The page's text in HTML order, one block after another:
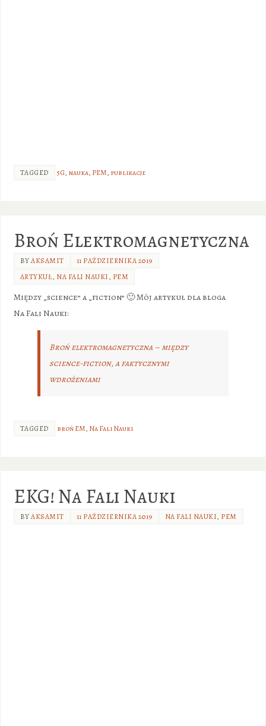
TAGGED 5G, nauka, PEM, publikacje
Broń Elektromagnetyczna
BYAKSAMIT
11 PAŹDZIERNIKA 2019
ARTYKUŁ, NA FALI NAUKI, PEM
Między „science” a „fiction” 🙂 Mój artykuł dla bloga
Na Fali Nauki:
Broń elektromagnetyczna – między
science-fiction, a faktycznymi
wdrożeniami
TAGGED broń EM, Na Fali Nauki
EKG! Na Fali Nauki
BYAKSAMIT 11 PAŹDZIERNIKA 2019 NA FALI NAUKI, PEM